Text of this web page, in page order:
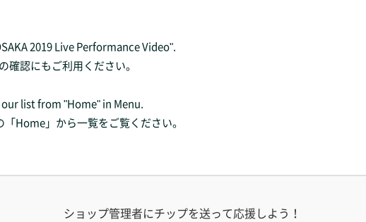
2019 Live Performance Video".
認にもご利用ください。
list from "Home" in Menu.
Home」から一覧をご覧ください。
ショップ管理者にチップを送って応援しよう！